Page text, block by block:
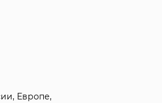
Европе,